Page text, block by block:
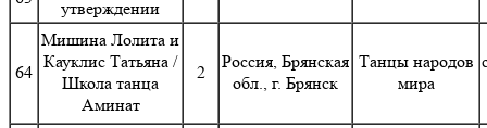
утверждении
64
Мишина Лолита и
Кауклис Татьяна /
Школа танца
Аминат
2
Россия, Брянская
обл., г. Брянск
Танцы народов
мира